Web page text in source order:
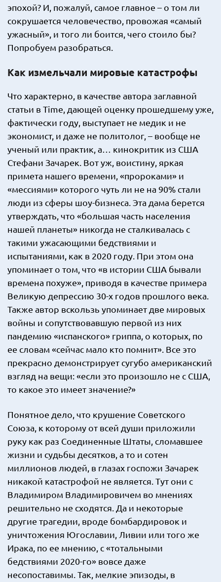
эпохой? И, пожалуй, самое главное – о том ли
сокрушается человечество, провожая «самый
ужасный», и того ли боится, чего стоило бы?
Попробуем разобраться.
Как измельчали мировые катастрофы
Что характерно, в качестве автора заглавной
статьи в Time, дающей оценку прошедшему уже,
фактически году, выступает не медик и не
экономист, и даже не политолог, – вообще не
ученый или практик, а… кинокритик из США
Стефани Зачарек. Вот уж, воистину, яркая
примета нашего времени, «пророками» и
«мессиями» которого чуть ли не на 90% стали
люди из сферы шоу-бизнеса. Эта дама берется
утверждать, что «большая часть населения
нашей планеты» никогда не сталкивалась с
такими ужасающими бедствиями и
испытаниями, как в 2020 году. При этом она
упоминает о том, что «в истории США бывали
времена похуже», приводя в качестве примера
Великую депрессию 30-х годов прошлого века.
Также автор вскользь упоминает две мировых
войны и сопутствовавшую первой из них
пандемию «испанского» гриппа, о которых, по
ее словам «сейчас мало кто помнит». Все это
прекрасно демонстрирует сугубо американский
взгляд на вещи: «если это произошло не с США,
то какое это имеет значение?»
Понятное дело, что крушение Советского
Союза, к которому от всей души приложили
руку как раз Соединенные Штаты, сломавшее
жизни и судьбы десятков, а то и сотен
миллионов людей, в глазах госпожи Зачарек
никакой катастрофой не является. Тут они с
Владимиром Владимировичем во мнениях
решительно не сходятся. Да и некоторые
другие трагедии, вроде бомбардировок и
уничтожения Югославии, Ливии или того же
Ирака, по ее мнению, с «тотальными
бедствиями 2020-го» вовсе даже
несопоставимы. Так, мелкие эпизоды, в